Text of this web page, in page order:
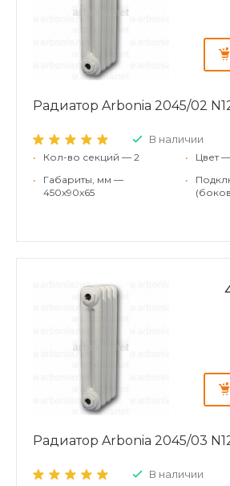
Радиатор Arbonia 2045/02
В наличии
•
Кол-во секций — 2
•
Габариты, мм —
450x90x65
•
Цвет
•
Радиатор Arbonia 2045/03
В наличии